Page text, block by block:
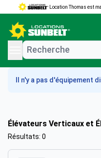
Location Thomas est
menu
Il n'y a pas d'équipement
Élévateurs Verticaux et
Résultats: 0